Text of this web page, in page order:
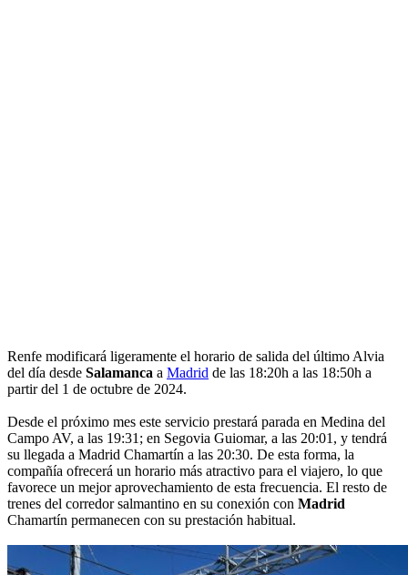
Renfe modificará ligeramente el horario de salida del último Alvia
del día desde Salamanca a Madrid de las 18:20h a las 18:50h a
partir del 1 de octubre de 2024.
Desde el próximo mes este servicio prestará parada en Medina del
Campo AV, a las 19:31; en Segovia Guiomar, a las 20:01, y tendrá
su llegada a Madrid Chamartín a las 20:30. De esta forma, la
compañía ofrecerá un horario más atractivo para el viajero, lo que
favorece un mejor aprovechamiento de esta frecuencia. El resto de
trenes del corredor salmantino en su conexión con Madrid
Chamartín permanecen con su prestación habitual.